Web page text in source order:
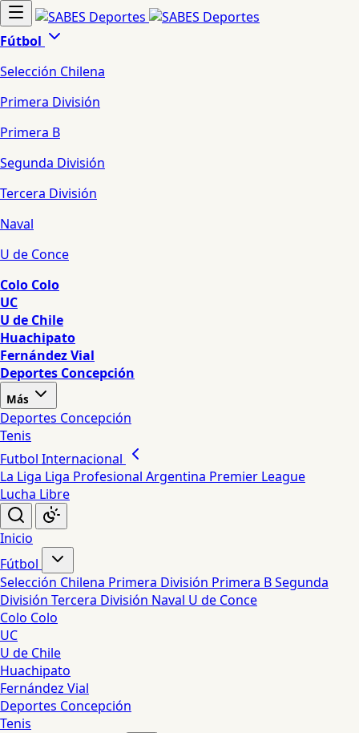
Fútbol
Selección Chilena
Primera División
Primera B
Segunda División
Tercera División
Naval
U de Conce
Colo Colo
UC
U de Chile
Huachipato
Fernández Vial
Deportes Concepción
Más
Deportes Concepción
Tenis
Futbol Internacional
La Liga Liga Profesional Argentina Premier League
Lucha Libre
Inicio
Fútbol
Selección Chilena Primera División Primera BSegunda
División Tercera División Naval U de Conce
Colo Colo
UC
U de Chile
Huachipato
Fernández Vial
Deportes Concepción
Tenis